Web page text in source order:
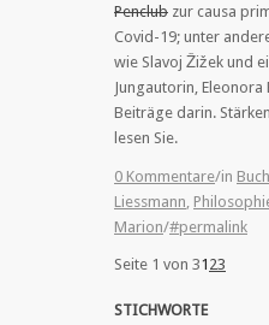
Penclub zur causa
Covid-19; unter
wie Slavoj Žižek und
Jungautorin,
Beiträge darin.
lesen Sie.
0 Kommentare/in Buch
Liessmann
Marion/#permalink
Seite 1 von 31 23
STICHWORTE